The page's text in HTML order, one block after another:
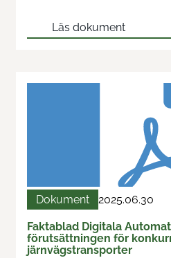
Läs dokument
Dokument 2025.06.30
Faktablad Digitala
förutsättningen för
järnvägstransporter